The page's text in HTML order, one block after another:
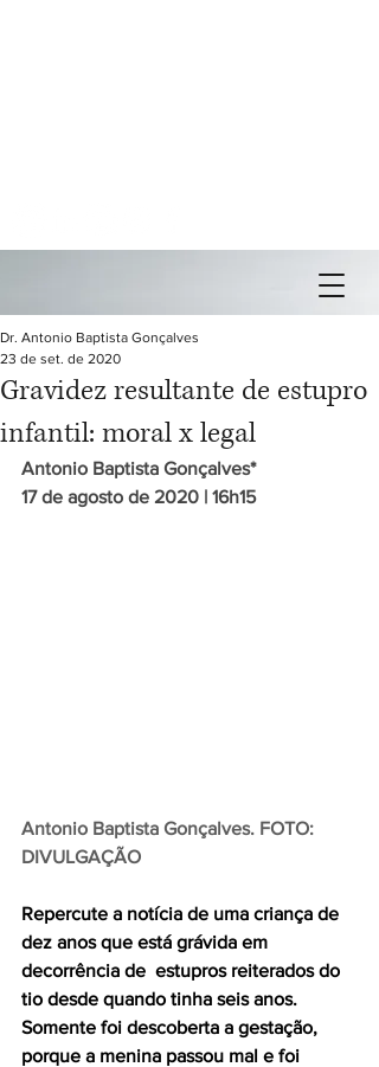
Gravidez resultante de estupro
infantil: moral x legal
Dr. Antonio Baptista Gonçalves
23 de set. de 2020
Antonio Baptista Gonçalves*
17 de agosto de 2020 | 16h15
Antonio Baptista Gonçalves. FOTO:
DIVULGAÇÃO
Repercute a notícia de uma criança de
dez anos que está grávida em
decorrência de  estupros reiterados do
tio desde quando tinha seis anos.
Somente foi descoberta a gestação,
porque a menina passou mal e foi